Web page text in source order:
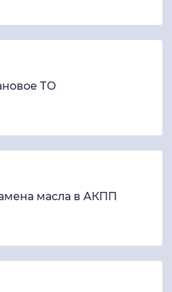
ТО
масла в АКПП